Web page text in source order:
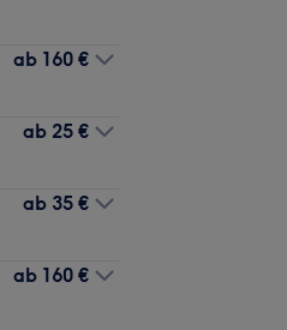
ab 160 €
ab 25 €
ab 35 €
ab 160 €